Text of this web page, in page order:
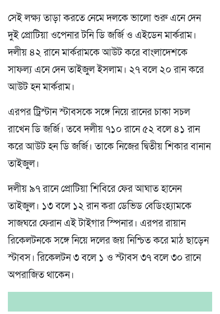
সেই লক্ষ্য তাড়া করতে নেমে দলকে ভালো শুরু এনে দেন
দুই প্রোটিয়া ওপেনার টনি ডি জর্জি ও এইডেন মার্করাম।
দলীয় ৪২ রানে মার্করামকে আউট করে বাংলাদেশকে
সাফল্য এনে দেন তাইজুল ইসলাম। ২৭ বলে ২০ রান করে
আউট হন মার্করাম।
এরপর ট্রিস্টান স্টাবসকে সঙ্গে নিয়ে রানের চাকা সচল
রাখেন ডি জর্জি। তবে দলীয় ৭১০ রানে ৫২ বলে ৪১ রান
করে আউট হন ডি জর্জি। তাকে নিজের দ্বিতীয় শিকার বানান
তাইজুল।
দলীয় ৯৭ রানে প্রোটিয়া শিবিরে ফের আঘাত হানেন
তাইজুল। ১৩ বলে ১২ রান করা ডেভিড বেডিংহ্যামকে
সাজঘরে ফেরান এই টাইগার স্পিনার। এরপর রায়ান
রিকেলটনকে সঙ্গে নিয়ে দলের জয় নিশ্চিত করে মাঠ ছাড়েন
স্টাবস। রিকেলটন ৩ বলে ১ ও স্টাবস ৩৭ বলে ৩০ রানে
অপরাজিত থাকেন।